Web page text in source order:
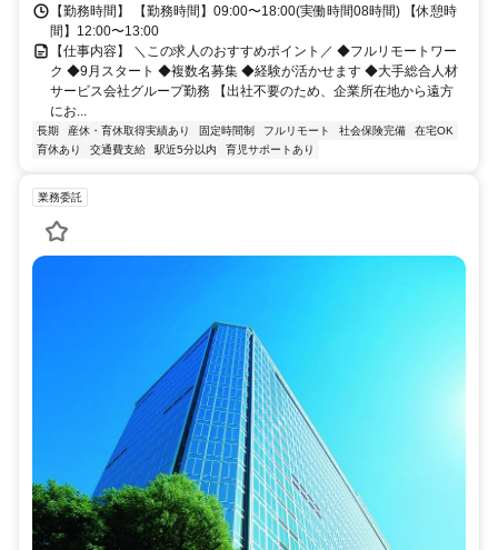
【勤務時間】 【勤務時間】09:00〜18:00(実働時間08時間) 【休憩時
間】12:00〜13:00
【仕事内容】 ＼この求人のおすすめポイント／ ◆フルリモートワー
ク ◆9月スタート ◆複数名募集 ◆経験が活かせます ◆大手総合人材
サービス会社グループ勤務 【出社不要のため、企業所在地から遠方
にお...
長期 産休・育休取得実績あり 固定時間制 フルリモート 社会保険完備
在宅OK
育休あり
交通費支給 駅近5分以内 育児サポートあり
業務委託